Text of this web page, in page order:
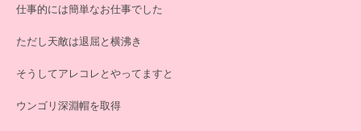
仕事的には簡単なお仕事でした
ただし天敵は退屈と横沸き
そうしてアレコレとやってますと
ウンゴリ深淵帽を取得